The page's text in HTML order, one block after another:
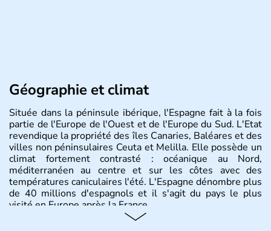
Géographie et climat
Située dans la péninsule ibérique, l'Espagne fait à la fois
partie de l'Europe de l'Ouest et de l'Europe du Sud. L'Etat
revendique la propriété des îles Canaries, Baléares et des
villes non péninsulaires Ceuta et Melilla. Elle possède un
climat fortement contrasté : océanique au Nord,
méditerranéen au centre et sur les côtes avec des
températures caniculaires l'été. L'Espagne dénombre plus
de 40 millions d'espagnols et il s'agit du pays le plus
visité en Europe après la France.